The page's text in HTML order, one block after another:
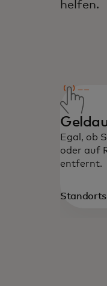
helfen.
Egal, ob
oder auf
entfernt.